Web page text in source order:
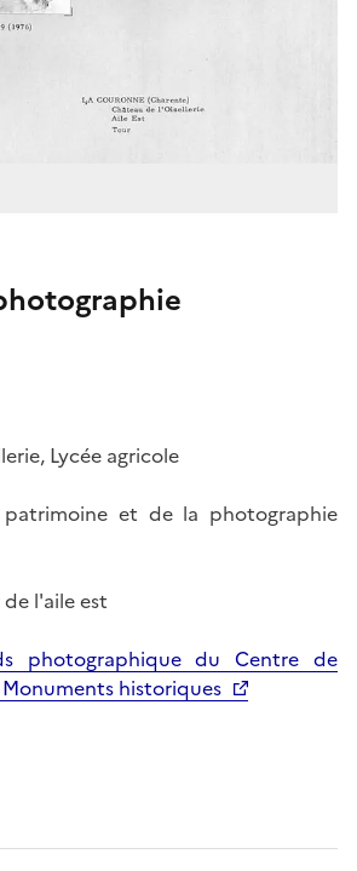
Lycée agricole
et de la photographie
l'aile est
photographique du Centre de
Monuments historiques